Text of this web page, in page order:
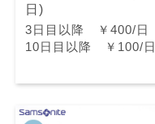
日)
3日目以降 ￥400/日
10日目以降 ￥100/日